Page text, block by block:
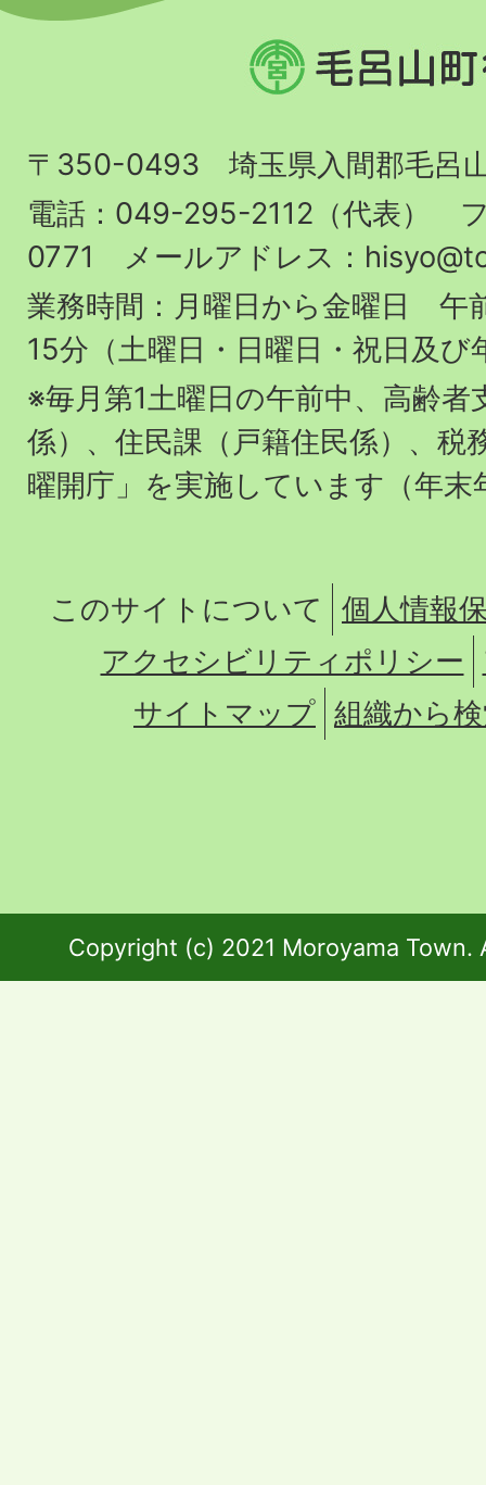
毛
呂
町
役
場
〒350-0493 埼玉県入間郡毛呂
電話：049-295-2112（代表）
0771 メールアドレス：
業務時間：月曜日から金曜日 午
15分（土曜日・日曜日・祝日及び
※毎月第1土曜日の午前中、高齢者
係）、住民課（戸籍住民係）、税
曜開庁」を実施しています（年末
このサイトについて
個人情報
アクセシビリティポリシー
サイトマップ 組織から
Copyright (c) 2021 Moroyama Town.